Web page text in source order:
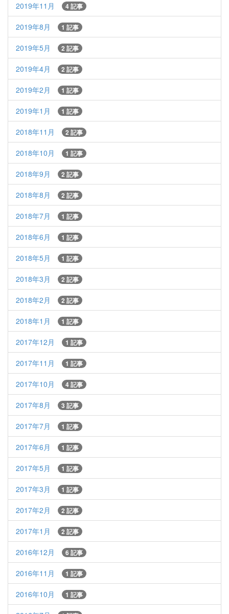
2019年11月 4 記事
2019年8月 1 記事
2019年5月 2 記事
2019年4月 2 記事
2019年2月 1 記事
2019年1月 1 記事
2018年11月 2 記事
2018年10月 1 記事
2018年9月 2 記事
2018年8月 2 記事
2018年7月 1 記事
2018年6月 1 記事
2018年5月 1 記事
2018年3月 2 記事
2018年2月 2 記事
2018年1月 1 記事
2017年12月 1 記事
2017年11月 1 記事
2017年10月 4 記事
2017年8月 3 記事
2017年7月 1 記事
2017年6月 1 記事
2017年5月 1 記事
2017年3月 1 記事
2017年2月 2 記事
2017年1月 2 記事
2016年12月 6 記事
2016年11月 1 記事
2016年10月 1 記事